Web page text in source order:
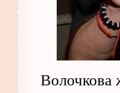
Волочкова